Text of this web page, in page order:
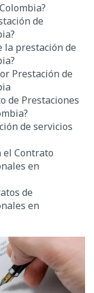
de
la prestación de
Prestación de
de Prestaciones
de servicios
el Contrato
en
de
en